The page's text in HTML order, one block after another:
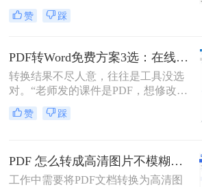
然而，PDF的静态特性也带来了编辑
困难的问题。为了便于修改和协作，
许多用户的刚需。那么pdf怎么转换成
word文档呢？本文将详细介绍五种常
用的PDF转Word方法，帮助您选择最
适合自己的解决方案。
赞 踩
PDF转Word免费方案3选：在线免费额度、客户端试用和Word自带的区别！
转换结果不尽人意，往往是工具没选
对。“老师发的课件是PDF，想修改内
容怎么办？”“客户发来的合同是
PDF，需要调整条款怎么处理？”从事
的“灵魂拷问”。
赞 踩
PDF 怎么转成高清图片不模糊？5种高清转换方法（2026实测指南）
工作中需要将PDF文档转换为高清图